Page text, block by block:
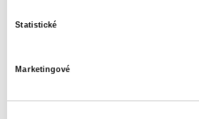
Statistické
Marketingové
průměr 8
Koupit